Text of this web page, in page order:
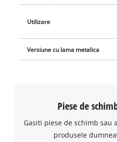
Utilizare
Versiune cu lama metalica
Piese de
Gasiti piese de schimb sau
produsele